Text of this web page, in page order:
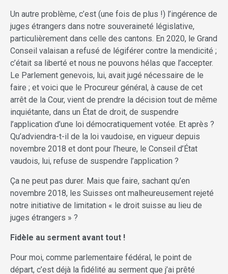
Un autre problème, c’est (une fois de plus !) l’ingérence de
juges étrangers dans notre souveraineté législative,
particulièrement dans celle des cantons. En 2020, le Grand
Conseil valaisan a refusé de légiférer contre la mendicité ;
c’était sa liberté et nous ne pouvons hélas que l’accepter.
Le Parlement genevois, lui, avait jugé nécessaire de le
faire ; et voici que le Procureur général, à cause de cet
arrêt de la Cour, vient de prendre la décision tout de même
inquiétante, dans un État de droit, de suspendre
l’application d’une loi démocratiquement votée. Et après ?
Qu’adviendra-t-il de la loi vaudoise, en vigueur depuis
novembre 2018 et dont pour l’heure, le Conseil d’État
vaudois, lui, refuse de suspendre l’application ?
Ça ne peut pas durer. Mais que faire, sachant qu’en
novembre 2018, les Suisses ont malheureusement rejeté
notre initiative de limitation « le droit suisse au lieu de
juges étrangers » ?
Fidèle au serment avant tout !
Pour moi, comme parlementaire fédéral, le point de
départ, c’est déjà la fidélité au serment que j’ai prêté